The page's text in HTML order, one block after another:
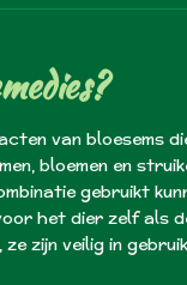
van bloesems
bloemen en
gebruikt
het dier zelf als
zijn veilig in